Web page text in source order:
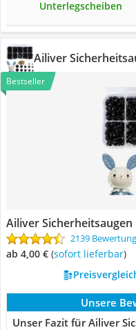
Unterlegscheiben
Ailiver
Bestseller
Ailiver Sicherheitsaugen
2139
ab 4,00 € ( Sofort lieferbar)
Unsere
Unser Fazit für Ailiver